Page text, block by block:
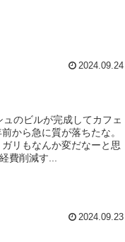
2024.09.24
のビルが完成してカフェ
から急に質が落ちたな。
リもなんか変だなーと思
費削減す...
2024.09.23